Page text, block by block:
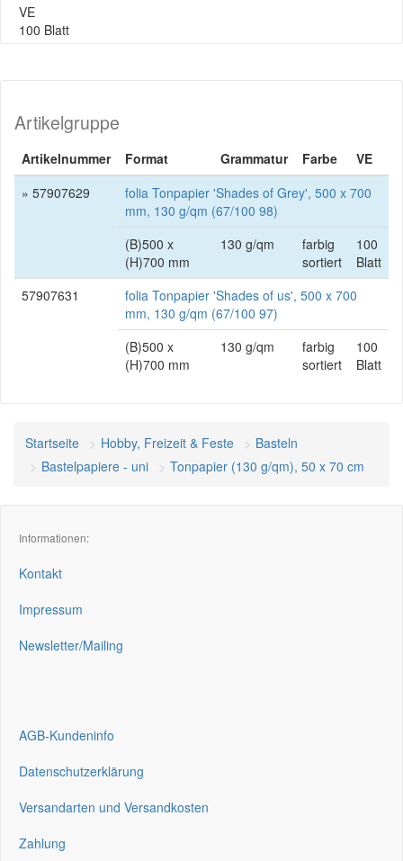
VE
100 Blatt
Artikelgruppe
Artikelnummer Format Grammatur Farbe
VE
» 57907629
folia Tonpapier 'Shades of Grey', 500 x 700
mm, 130 g/qm (67/100 98)
(B)500 x
(H)700 mm
130 g/qm
farbig
sortiert
100
Blatt
57907631
folia Tonpapier 'Shades of us', 500 x 700
mm, 130 g/qm (67/100 97)
(B)500 x
(H)700 mm
130 g/qm
farbig
sortiert
100
Blatt
Startseite Hobby, Freizeit & Feste
Basteln
Bastelpapiere - uni
Tonpapier (130 g/qm), 50 x 70 cm
Informationen:
Kontakt
Impressum
Newsletter/Mailing
AGB-Kundeninfo
Datenschutzerklärung
Versandarten und Versandkosten
Zahlung